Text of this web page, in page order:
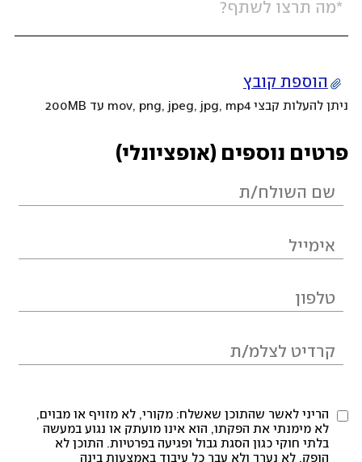
הוספת קובץ
ניתן להעלות קבצי mov, png, jpeg, jpg, mp4 עד 200MB
פרטים נוספים (אופציונלי)
הריני לאשר שהתוכן שאשלח: מקורי, לא מזויף או מבוים,
לא מימנתי את הפקתו, הוא אינו מועתק או נגוע במעשה
בלתי חוקי כגון הסגת גבול ופגיעה בפרטיות. התוכן לא
הופק, לא נערך ולא עבר כל עיבוד באמצעות בינה